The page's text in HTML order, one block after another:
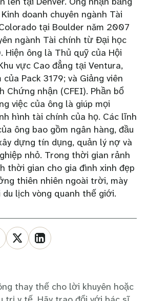
doanh chuyên ngành Tài
tại Boulder năm 2007
ngành Tài chính từ Đại học
Hiện ông là Thủ quỹ của Hội
vực Cao đẳng tại Ventura,
Pack 3179; và Giảng viên
Chứng nhận (CFEI). Phần bổ
việc của ông là giúp mọi
hình tài chính của họ. Các lĩnh
ông bao gồm ngân hàng, đầu
dựng tín dụng, quản lý nợ và
nhỏ. Trong thời gian rảnh
thời gian cho gia đình xinh đẹp
thiên nhiên ngoài trời, mày
lịch vòng quanh thế giới.
thay thế cho lời khuyên hoặc